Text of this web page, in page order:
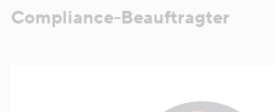
Compliance-Beauftragter